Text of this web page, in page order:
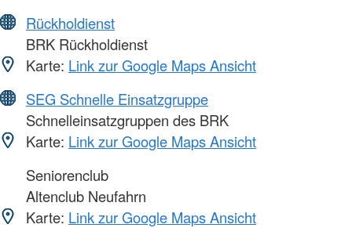
Rückholdienst
BRK Rückholdienst
Karte: Link zur Google Maps Ansicht
SEG Schnelle Einsatzgruppe
Schnelleinsatzgruppen des BRK
Karte: Link zur Google Maps Ansicht
Seniorenclub
Altenclub Neufahrn
Karte: Link zur Google Maps Ansicht